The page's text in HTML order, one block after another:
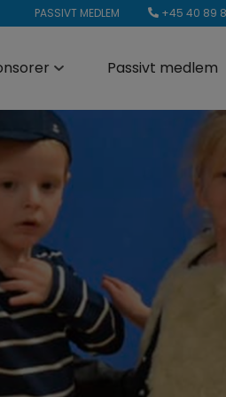
PASSIVT MEDLEM +45 40 89
Passivt medlem